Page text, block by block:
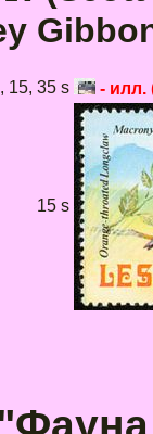
15, 35 s - илл.
15 s